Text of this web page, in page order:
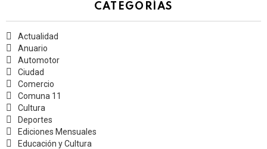
CATEGORÍAS
Actualidad
Anuario
Automotor
Ciudad
Comercio
Comuna 11
Cultura
Deportes
Ediciones Mensuales
Educación y Cultura